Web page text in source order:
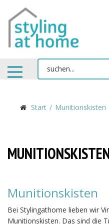
Start Munitionskisten
Munitionskisten
Bei Stylingathome lieben wir
Munitionskisten. Das sind die